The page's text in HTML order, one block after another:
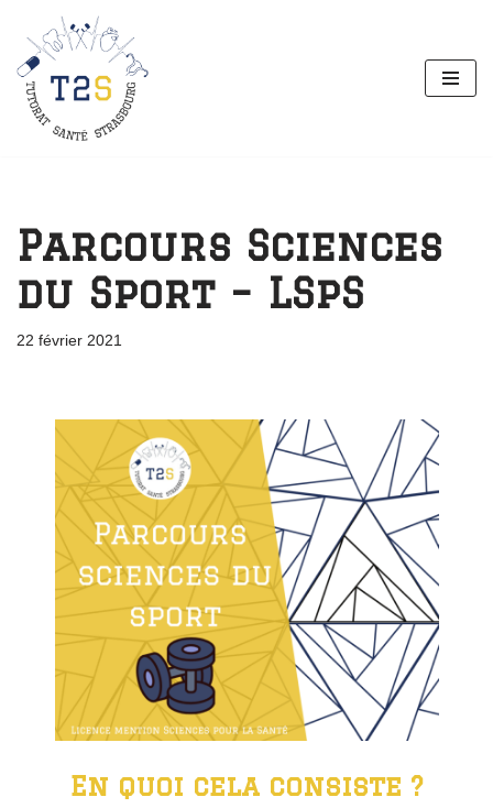
Aller
au
contenu
Parcours Sciences
du Sport – LSpS
22 février 2021
En quoi cela consiste ?